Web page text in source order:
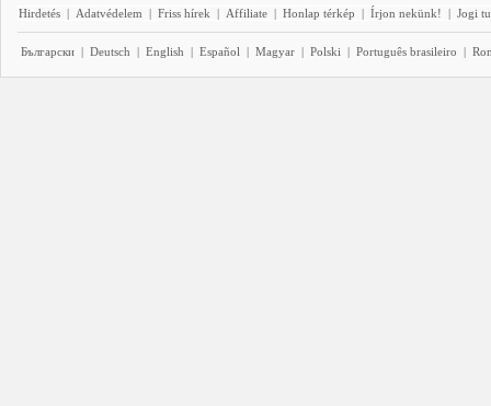
Hirdetés | Adatvédelem | Friss hírek | Affiliate | Honlap térkép | Írjon nekünk! | Jogi
Български | Deutsch | English | Español | Magyar | Polski | Português brasileiro |